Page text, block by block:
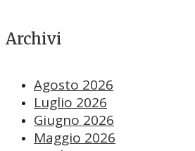
Archivi
Agosto 2026
Luglio 2026
Giugno 2026
Maggio 2026